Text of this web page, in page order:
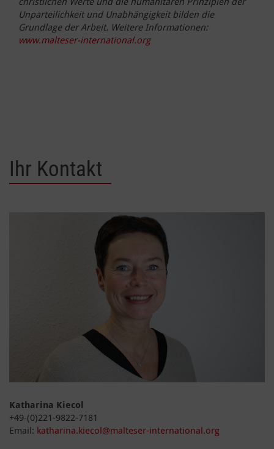
Unparteilichkeit und Unabhängigkeit bilden die
Grundlage der Arbeit. Weitere Informationen:
www.malteser-international.org
Ihr Kontakt
Katharina Kiecol
+49-(0)221-9822-7181
Email: katharina.kiecol@malteser-international.org